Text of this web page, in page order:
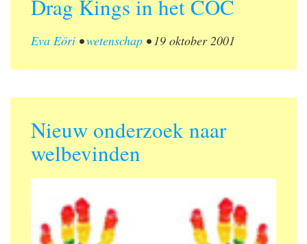
Drag Kings in het COC
Eva Eöri •wetenschap •19 oktober 2001
Nieuw onderzoek naar
welbevinden